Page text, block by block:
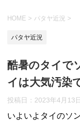
HOME > パタヤ近況 >
パタヤ近況
酷暑のタイで
イは大気汚染
投稿日： 2023年4月13日
いよいよタイのソ